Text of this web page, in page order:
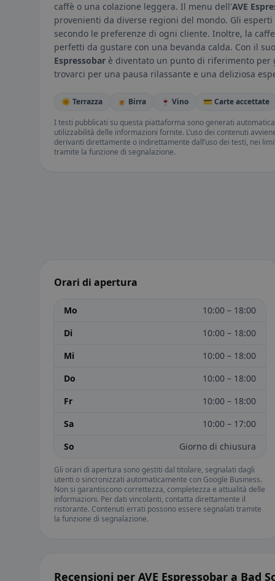
caffè o una colazione leggera. Il menu dell'AVE
provenienti da diverse regioni del mondo. Gli
secondo le preferenze di ogni cliente. Inoltre, la
perfetti da gustare con una bevanda calda. Con il
Espressobar è diventato un punto di riferimento per
trovarci per una pausa rilassante e una deliziosa
🌞 Terrazza 🍺 Birra 🍷 Vino 💳 Carte accettate
I testi pubblicati su questa piattaforma sono generati
utilizzabilità delle informazioni fornite. L’uso dei contenuti
derivanti direttamente o indirettamente dall’uso dei testi, nei
tramite la funzione di segnalazione.
Orari di apertura
Mo
10:00 – 18:00
Di
10:00 – 18:00
Mi
10:00 – 18:00
Do
10:00 – 18:00
Fr
10:00 – 18:00
Sa
10:00 – 17:00
So
Giorno di chiusura
Gli orari di apertura sono gestiti dal titolare, segnalati dagli
utenti o sincronizzati automaticamente con Google Business.
Non si garantiscono correttezza, completezza e attualità delle
informazioni. Per dati vincolanti, contatta direttamente il
ristorante. Contenuti errati possono essere segnalati tramite
la funzione di segnalazione.
Recensioni per AVE Espressobar a Bad